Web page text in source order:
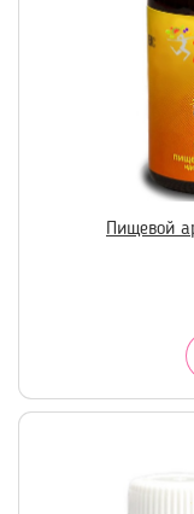
Пищевой